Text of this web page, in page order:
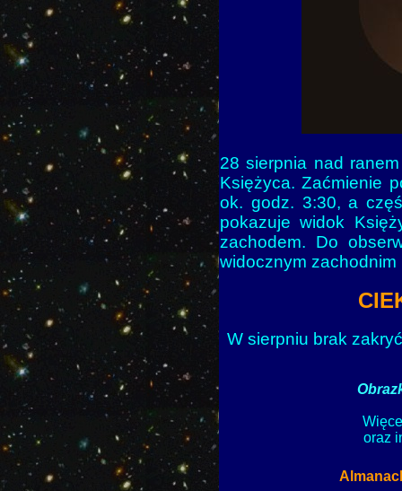
28 sierpnia nad
Księżyca. Zaćmienie
ok. godz. 3:30, a
pokazuje widok
zachodem. Do
widocznym zachodnim
W sierpniu brak
oraz